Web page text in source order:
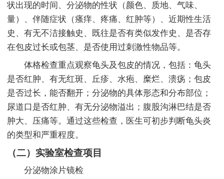
状出现的时间、分泌物的性状（颜色、质地、气味、
量）、伴随症状（瘙痒、疼痛、红肿等）、近期性生活
史、有无不洁接触史、既往是否有类似发作史、是否存
在包皮过长或包茎、是否使用过刺激性物品等。
体格检查重点观察龟头及包皮的情况，包括：龟头
是否红肿、有无红斑、丘疹、水疱、糜烂、溃疡；包皮
是否过长，能否翻开；分泌物的具体形态和分布部位；
尿道口是否红肿、有无分泌物溢出；腹股沟淋巴结是否
肿大、压痛等。通过这些检查，医生可初步判断龟头炎
的类型和严重程度。
（二）实验室检查项目
分泌物涂片镜检